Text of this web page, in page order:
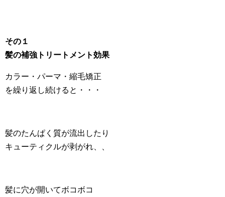
その１
髪の補強トリートメント効果
カラー・パーマ・縮毛矯正
を繰り返し続けると・・・
髪のたんぱく質が流出したり
キューティクルが剥がれ、、
髪に穴が開いてボコボコ